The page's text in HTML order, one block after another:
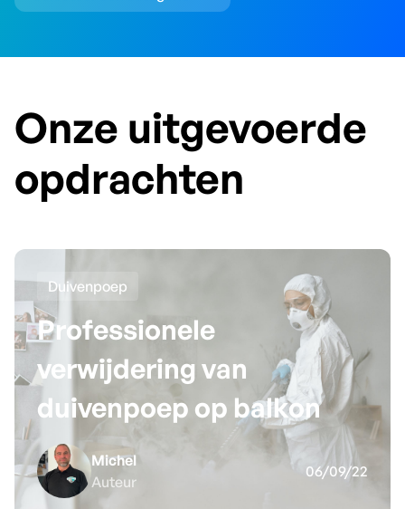
Onze uitgevoerde
opdrachten
Duivenpoep
Professionele
verwijdering van
duivenpoep op balkon
Michel
Auteur
06/09/22